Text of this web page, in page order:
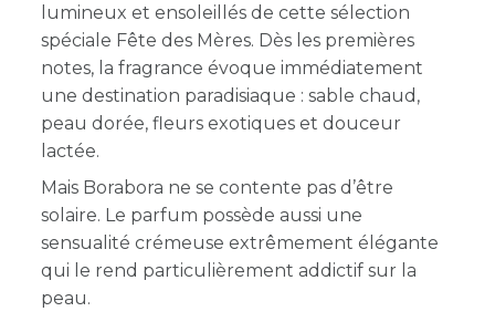
lumineux et ensoleillés de cette sélection
spéciale Fête des Mères. Dès les premières
notes, la fragrance évoque immédiatement
une destination paradisiaque : sable chaud,
peau dorée, fleurs exotiques et douceur
lactée.
Mais Borabora ne se contente pas d’être
solaire. Le parfum possède aussi une
sensualité crémeuse extrêmement élégante
qui le rend particulièrement addictif sur la
peau.